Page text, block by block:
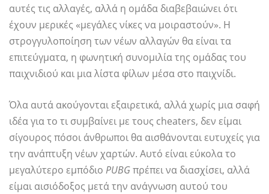
αυτές τις αλλαγές, αλλά η ομάδα διαβεβαιώνει ότι
έχουν μερικές «μεγάλες νίκες να μοιραστούν». Η
στρογγυλοποίηση των νέων αλλαγών θα είναι τα
επιτεύγματα, η φωνητική συνομιλία της ομάδας του
παιχνιδιού και μια λίστα φίλων μέσα στο παιχνίδι.
Όλα αυτά ακούγονται εξαιρετικά, αλλά χωρίς μια σαφή
ιδέα για το τι συμβαίνει με τους cheaters, δεν είμαι
σίγουρος πόσοι άνθρωποι θα αισθάνονται ευτυχείς για
την ανάπτυξη νέων χαρτών. Αυτό είναι εύκολα το
μεγαλύτερο εμπόδιο PUBGπρέπει να διασχίσει, αλλά
είμαι αισιόδοξος μετά την ανάγνωση αυτού του